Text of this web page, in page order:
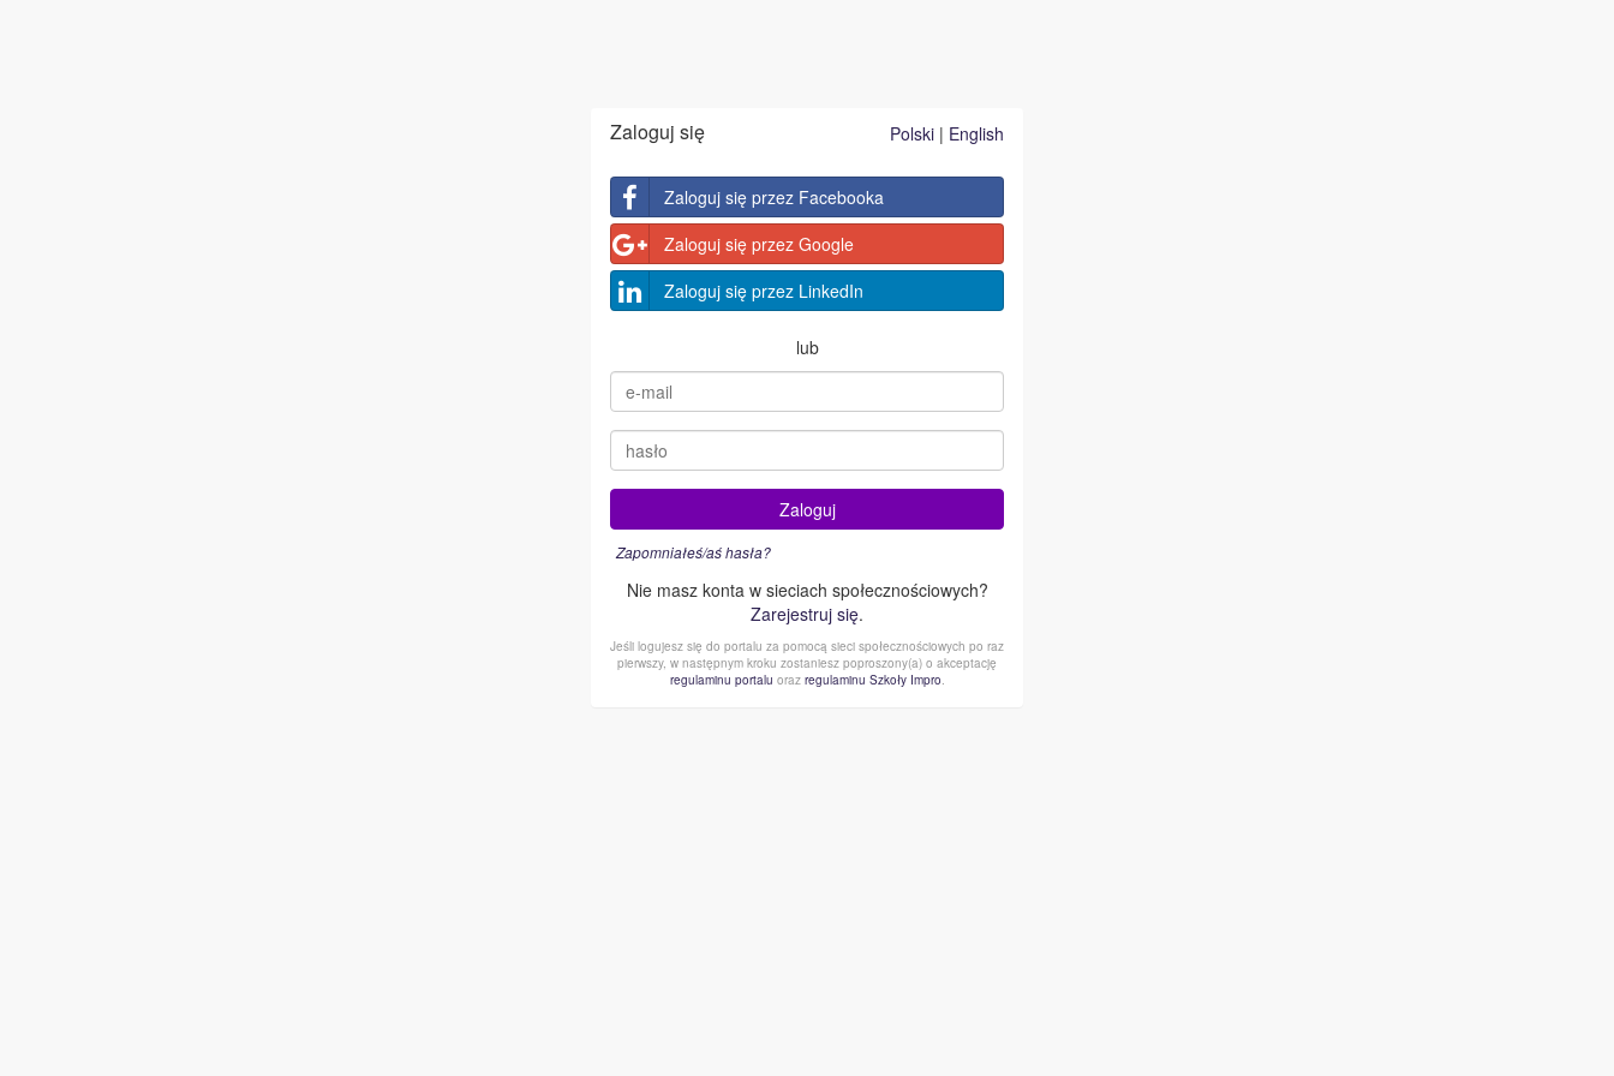
Zaloguj się Polski| English
Zaloguj się przez Facebooka
Zaloguj się przez Google
Zaloguj się przez LinkedIn
lub
Zapomniałeś/aś hasła?
Nie masz konta w sieciach społecznościowych?
Zarejestruj się.
Jeśli logujesz się do portalu za pomocą sieci społecznościowych po raz
pierwszy, w następnym kroku zostaniesz poproszony(a) o akceptację
regulaminu portalu oraz regulaminu Szkoły Impro.